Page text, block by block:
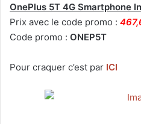
OnePlus 5T 4G Smartphone
Prix avec le code promo :
Code promo : ONEP5T
Pour craquer c’est par ICI